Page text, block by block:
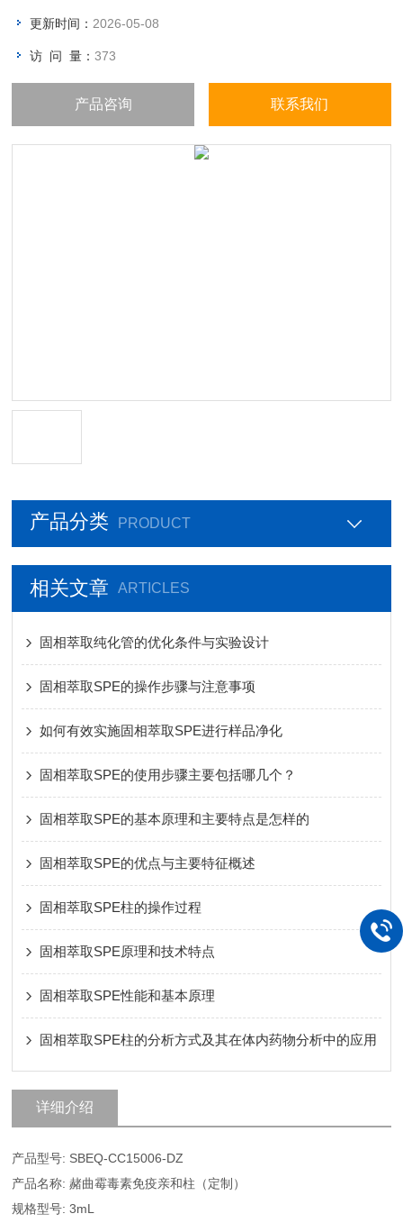
更新时间： 2026-05-08
访 问 量：373
产品咨询 联系我们
产品分类 PRODUCT
相关文章 ARTICLES
固相萃取纯化管的优化条件与实验设计
固相萃取SPE的操作步骤与注意事项
如何有效实施固相萃取SPE进行样品净化
固相萃取SPE的使用步骤主要包括哪几个？
固相萃取SPE的基本原理和主要特点是怎样的
固相萃取SPE的优点与主要特征概述
固相萃取SPE柱的操作过程
固相萃取SPE原理和技术特点
固相萃取SPE性能和基本原理
固相萃取SPE柱的分析方式及其在体内药物分析中的应用
详细介绍
产品型号: SBEQ-CC15006-DZ
产品名称: 赭曲霉毒素免疫亲和柱（定制）
规格型号: 3mL